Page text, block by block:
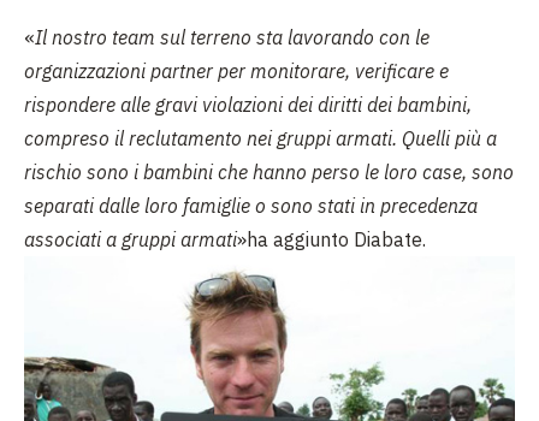
«Il nostro team sul terreno sta lavorando con le
organizzazioni partner per monitorare, verificare e
rispondere alle gravi violazioni dei diritti dei bambini,
compreso il reclutamento nei gruppi armati. Quelli più a
rischio sono i bambini che hanno perso le loro case, sono
separati dalle loro famiglie o sono stati in precedenza
associati a gruppi armati»ha aggiunto Diabate.